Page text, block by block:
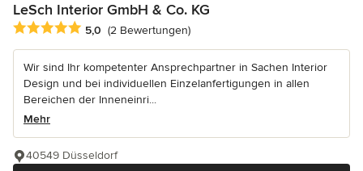
LeSch Interior GmbH & Co. KG
Durchschnittliche Bewertung: 5 von 5 Sternen
5,0 (2 Bewertungen)
Wir sind Ihr kompetenter Ansprechpartner in Sachen Interior
Design und bei individuellen Einzelanfertigungen in allen
Bereichen der Inneneinri...
Mehr
40549 Düsseldorf